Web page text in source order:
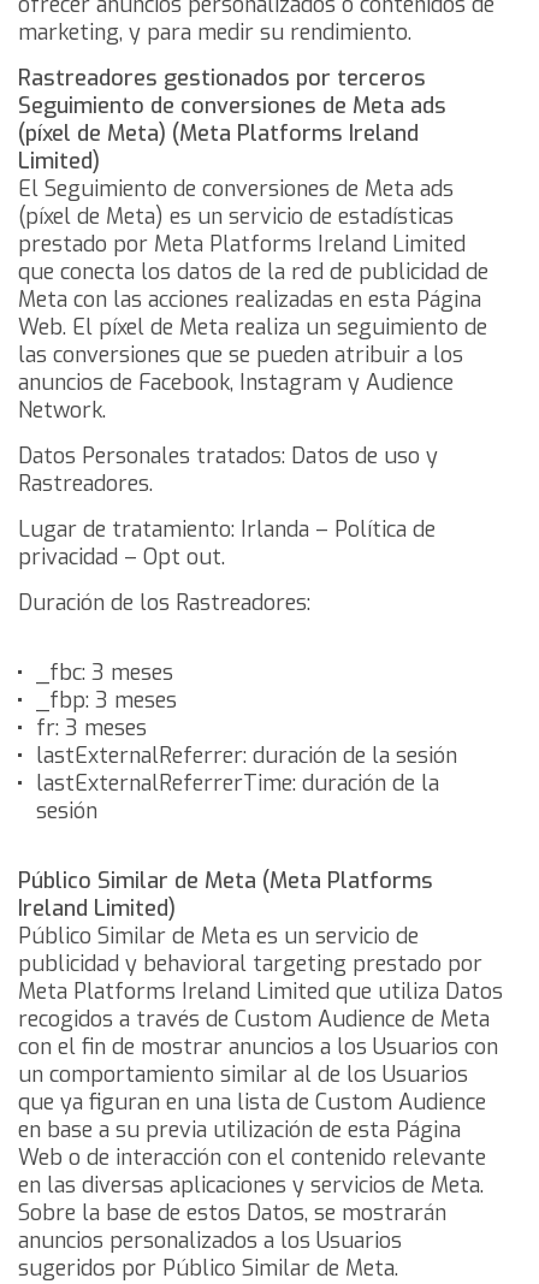
marketing, y para medir su rendimiento.
Rastreadores gestionados por terceros
Seguimiento de conversiones de Meta ads
(píxel de Meta) (Meta Platforms Ireland
Limited)
El Seguimiento de conversiones de Meta ads
(píxel de Meta) es un servicio de estadísticas
prestado por Meta Platforms Ireland Limited
que conecta los datos de la red de publicidad de
Meta con las acciones realizadas en esta Página
Web. El píxel de Meta realiza un seguimiento de
las conversiones que se pueden atribuir a los
anuncios de Facebook, Instagram y Audience
Network.
Datos Personales tratados: Datos de uso y
Rastreadores.
Lugar de tratamiento: Irlanda – Política de
privacidad – Opt out.
Duración de los Rastreadores:
_fbc: 3 meses
_fbp: 3 meses
fr: 3 meses
lastExternalReferrer: duración de la sesión
lastExternalReferrerTime: duración de la
sesión
Público Similar de Meta (Meta Platforms
Ireland Limited)
Público Similar de Meta es un servicio de
publicidad y behavioral targeting prestado por
Meta Platforms Ireland Limited que utiliza Datos
recogidos a través de Custom Audience de Meta
con el fin de mostrar anuncios a los Usuarios con
un comportamiento similar al de los Usuarios
que ya figuran en una lista de Custom Audience
en base a su previa utilización de esta Página
Web o de interacción con el contenido relevante
en las diversas aplicaciones y servicios de Meta.
Sobre la base de estos Datos, se mostrarán
anuncios personalizados a los Usuarios
sugeridos por Público Similar de Meta.